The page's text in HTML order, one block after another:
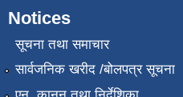
Notices
सूचना तथा समाचार
सार्वजनिक खरीद /बोलपत्र सूचना